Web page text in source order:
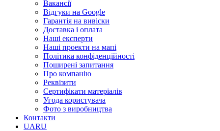
Вакансії
Відгуки на Google
Гарантія на вивіски
Доставка і оплата
Наші експерти
Наші проекти на мапі
Політика конфіденційності
Поширені запитання
Про компанію
Реквізити
Сертифікати матеріалів
Угода користувача
Фото з виробництва
Контакти
UARU